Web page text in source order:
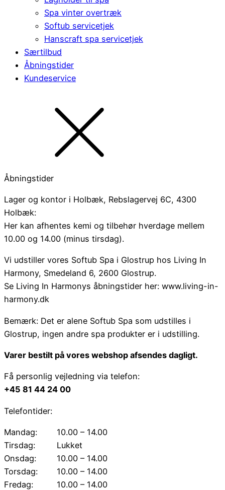
Spa vinter overtræk
Softub servicetjek
Hanscraft spa servicetjek
Særtilbud
Åbningstider
Kundeservice
Åbningstider
Lager og kontor i Holbæk, Rebslagervej 6C, 4300
Holbæk:
Her kan afhentes kemi og tilbehør hverdage mellem
10.00 og 14.00 (minus tirsdag).
Vi udstiller vores Softub Spa i Glostrup hos Living In
Harmony, Smedeland 6, 2600 Glostrup.
Se Living In Harmonys åbningstider her: www.living-in-
harmony.dk
Bemærk: Det er alene Softub Spa som udstilles i
Glostrup, ingen andre spa produkter er i udstilling.
Varer bestilt på vores webshop afsendes dagligt.
Få personlig vejledning via telefon:
+45 81 44 24 00
Telefontider:
Mandag:
10.00 – 14.00
Tirsdag:
Lukket
Onsdag:
10.00 – 14.00
Torsdag:
10.00 – 14.00
Fredag:
10.00 – 14.00